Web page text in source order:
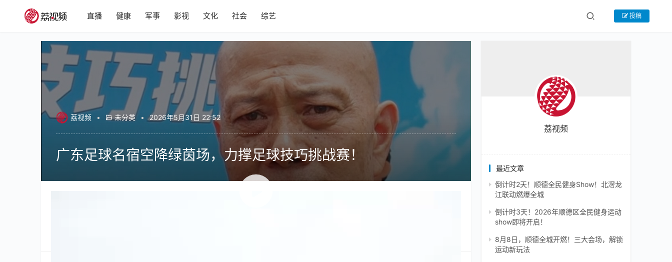
直播 健康 军事 影视 文化 社会 综艺 投稿
荔视频 • 未分类 • 2026年5月31日 22:52
广东足球名宿空降绿茵场，力撑足球技巧挑战赛！
00:00 / 00:58
荔视频
最近文章
倒计时2天！顺德全民健身Show！北滘龙
江联动燃爆全城
倒计时3天！2026年顺德区全民健身运动
show即将开启！
8月8日，顺德全城开燃！三大会场，解锁
运动新玩法